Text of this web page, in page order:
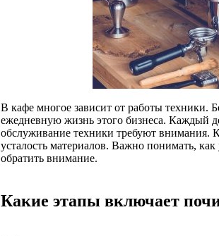
В кафе многое зависит от работы техники.
ежедневную жизнь этого бизнеса. Каждый
обслуживание техники требуют внимания.
усталость материалов. Важно понимать, как
обратить внимание.
Какие этапы включает